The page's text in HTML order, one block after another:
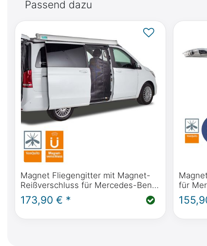
Passend dazu
Magnet Fliegengitter mit Magnet-
Reißverschluss für Mercedes-Benz
V-Klasse, Vito, Marco Polo, Horizon,
Activity (W447) & Viano (W639)
173,90 € *
für
Marco